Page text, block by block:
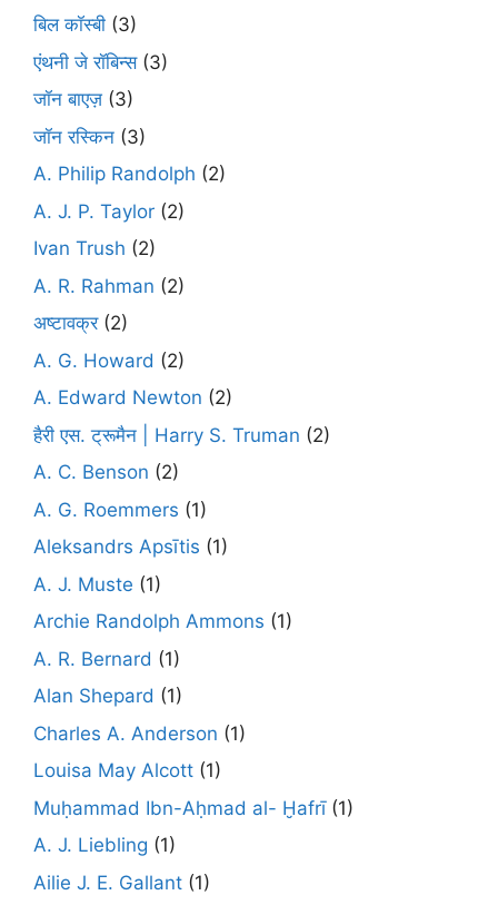
बिल कॉस्बी (3)
एंथनी जे रॉबिन्स(3)
जॉन बाएज़ (3)
जॉन रस्किन (3)
A. Philip Randolph (2)
A. J. P. Taylor (2)
Ivan Trush (2)
A. R. Rahman (2)
अष्टावक्र(2)
A. G. Howard (2)
A. Edward Newton (2)
हैरी एस. ट्रूमैन | Harry S. Truman (2)
A. C. Benson (2)
A. G. Roemmers (1)
Aleksandrs Apsītis (1)
A. J. Muste (1)
Archie Randolph Ammons (1)
A. R. Bernard (1)
Alan Shepard (1)
Charles A. Anderson (1)
Louisa May Alcott (1)
Muḥammad Ibn-Aḥmad al- Ḫafrī(1)
A. J. Liebling (1)
Ailie J. E. Gallant (1)